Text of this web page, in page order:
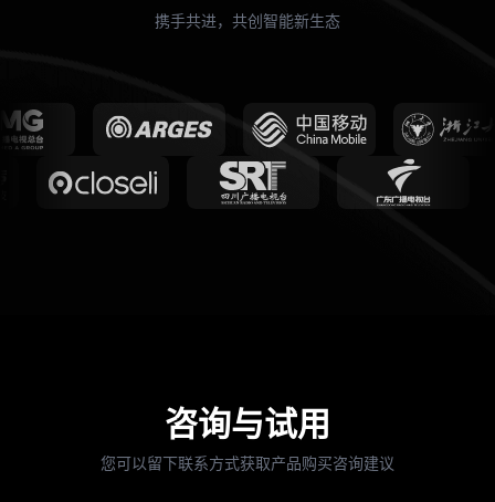
携手共进，共创智能新生态
咨询与试用
您可以留下联系方式获取产品购买咨询建议